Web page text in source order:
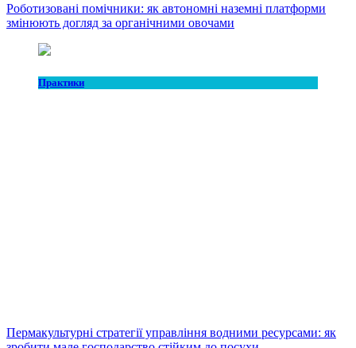
Роботизовані помічники: як автономні наземні платформи
змінюють догляд за органічними овочами
Практики
Пермакультурні стратегії управління водними ресурсами: як